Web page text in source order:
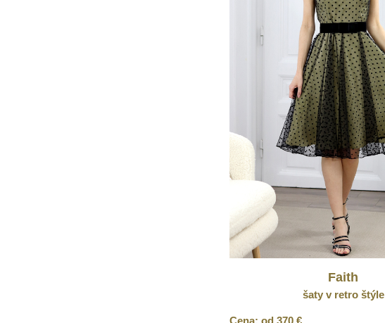
Faith
šaty v retro štýle